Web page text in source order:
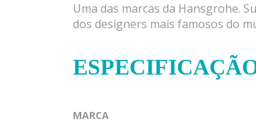
Uma das marcas da Hansgrohe.
dos designers mais famosos do
MARCA